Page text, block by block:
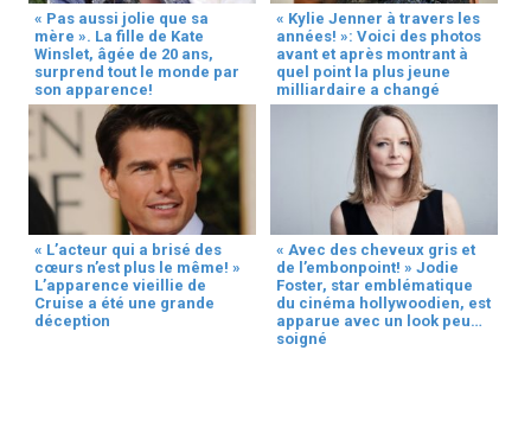
« Pas aussi jolie que sa
mère ». La fille de Kate
Winslet, âgée de 20 ans,
surprend tout le monde par
son apparence!
« Kylie Jenner à travers les
années! »: Voici des photos
avant et après montrant à
quel point la plus jeune
milliardaire a changé
« L’acteur qui a brisé des
cœurs n’est plus le même! »
L’apparence vieillie de
Cruise a été une grande
déception
« Avec des cheveux gris et
de l’embonpoint! » Jodie
Foster, star emblématique
du cinéma hollywoodien, est
apparue avec un look peu
soigné